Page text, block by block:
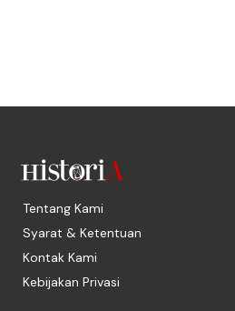
Tentang Kami
Syarat & Ketentuan
Kontak Kami
Kebijakan Privasi